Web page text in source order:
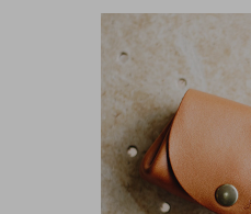
名入れと、他のお品も頼んで
に届き感激しました。
糸の色を変えていただき、目
わいらしく素敵なお品になって
ラッピングも使った革を工夫